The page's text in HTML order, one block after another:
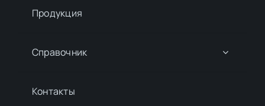
Продукция
Справочник
Контакты